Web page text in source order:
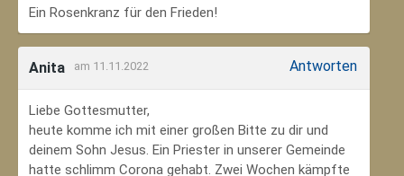
Ein Rosenkranz für den Frieden!
Anita am 11.11.2022 Antworten
Liebe Gottesmutter,
heute komme ich mit einer großen Bitte zu dir und
deinem Sohn Jesus. Ein Priester in unserer Gemeinde
hatte schlimm Corona gehabt. Zwei Wochen kämpfte